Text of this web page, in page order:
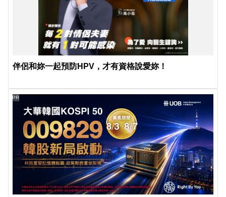
伴侶和妳一起預防HPV，才有資格說愛妳！
PR